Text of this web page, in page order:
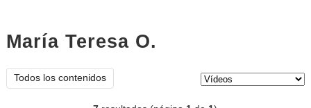
María Teresa O.
Todos los contenidos